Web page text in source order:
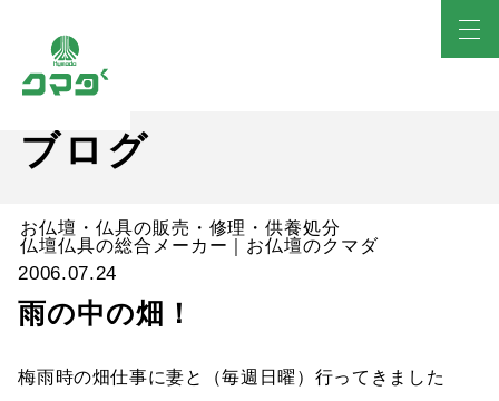
ブログ
お仏壇・仏具の販売・修理・供養処分
仏壇仏具の総合メーカー｜お仏壇のクマダ
2006.07.24
雨の中の畑！
梅雨時の畑仕事に妻と（毎週日曜）行ってきました